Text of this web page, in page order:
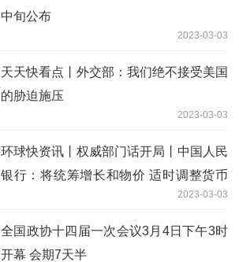
中旬公布
2023-03-03
天天快看点丨外交部：我们绝不接受美国
的胁迫施压
2023-03-03
环球快资讯丨权威部门话开局丨中国人民
银行：将统筹增长和物价 适时调整货币
2023-03-03
全国政协十四届一次会议3月4日下午3时
开幕 会期7天半